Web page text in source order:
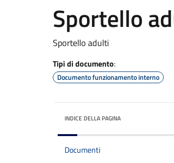
Sportello
Sportello adulti
Tipi di documento:
Documento funzionamento interno
INDICE DELLA PAGINA
Documenti